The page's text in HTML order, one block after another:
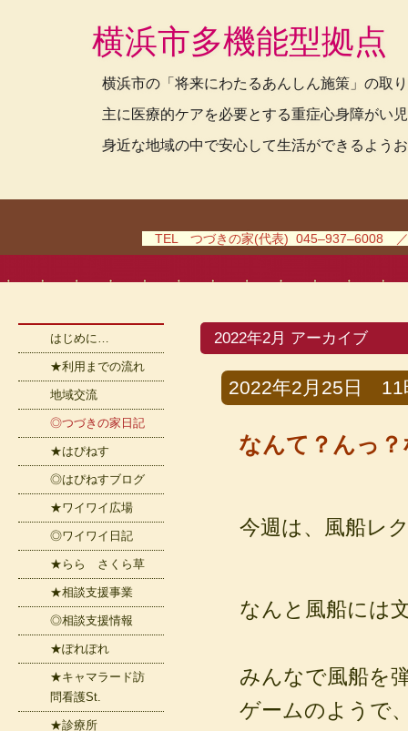
横浜市多機能型拠
横浜市の「将来にわたるあんしん施策」の取
主に医療的ケアを必要とする重症心身障がい
身近な地域の中で安心して生活ができるよう
TEL つづきの家(代表) 045–937–6008
2022年2月 アーカイブ
2022年2月25日 11
なんて？んっ
今週は、風船レ
なんと風船には
みんなで風船を
ゲームのようで
はじめに…
★利用までの流れ
地域交流
◎つづきの家日記
★はぴねす
◎はぴねすブログ
★ワイワイ広場
◎ワイワイ日記
★らら さくら草
★相談支援事業
◎相談支援情報
★ぽれぽれ
★キャマラード訪
問看護St.
★診療所